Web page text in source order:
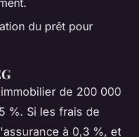
du prêt pour
de 200 000
%. Si les frais de
à 0,3 %, et